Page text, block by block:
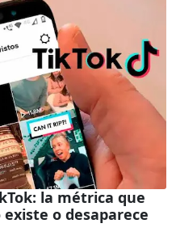
la métrica que
o desaparece